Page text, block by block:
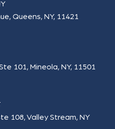
Queens, NY, 11421
101, Mineola, NY, 11501
108, Valley Stream, NY